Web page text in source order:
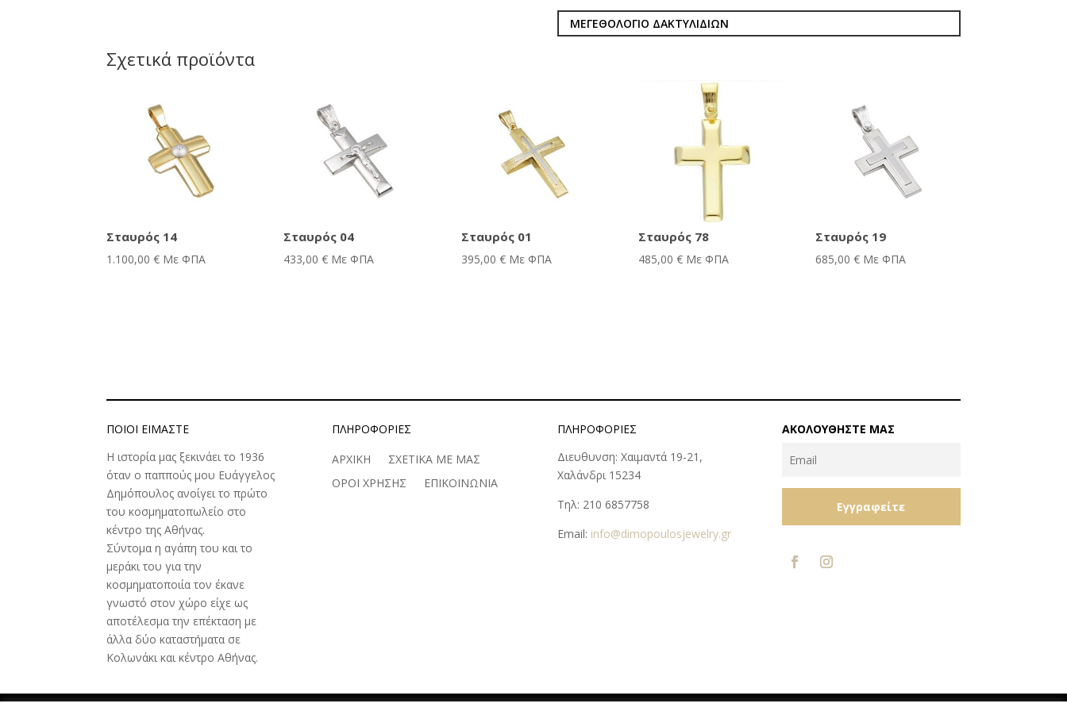
ΜΕΓΕΘΟΛΟΓΙΟ ΔΑΚΤΥΛΙΔΙΩΝ
Σχετικά προϊόντα
Σταυρός 14
1.100,00€ Με ΦΠΑ
Σταυρός 04
433,00€ Με ΦΠΑ
Σταυρός 01
395,00 € Με ΦΠΑ
Σταυρός 78
485,00 € Με ΦΠΑ
Σταυρός 19
685,00 € Με ΦΠΑ
ΠΟΙΟΊ ΕΊΜΑΣΤΕ
Η ιστορία μας ξεκινάει το 1936
όταν ο παππούς μου Ευάγγελος
Δημόπουλος ανοίγει το πρώτο
του κοσμηματοπωλείο στο
κέντρο της Αθήνας.
Σύντομα η αγάπη του και το
μεράκι του για την
κοσμηματοποιία τον έκανε
γνωστό στον χώρο είχε ως
αποτέλεσμα την επέκταση με
άλλα δύο καταστήματα σε
Κολωνάκι και κέντρο Αθήνας.
ΠΛΗΡΟΦΟΡΊΕΣ
ΑΡΧΙΚΗ
ΣΧΕΤΙΚΑ ΜΕ ΜΑΣ
ΟΡΟΙ ΧΡΗΣΗΣ
ΕΠΙΚΟΙΝΩΝΙΑ
ΠΛΗΡΟΦΟΡΊΕΣ
Διευθυνση: Χαιμαντά 19-21,
Χαλάνδρι 15234
Τηλ: 210 6857758
Email: info@dimopoulosjewelry.gr
ΑΚΟΛΟΥΘΉΣΤΕ ΜΑΣ
Εγγραφείτε